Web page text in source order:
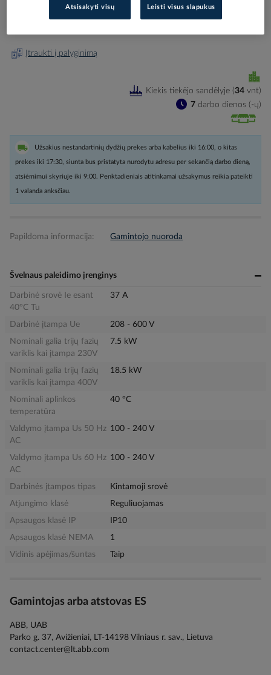
Įtraukti į palyginimą
7 darbo dienos (-ų)
Kiekis tiekėjo sandėlyje (34 vnt)
Užsakius nestandartinių dydžių prekes arba kabelius iki 16:00, o kitas
prekes iki 17:30, siunta bus pristatyta nurodytu adresu per sekančią darbo dieną,
atsiėmimui skyriuje iki 9:00. Penktadieniais atitinkamai užsakymus reikia pateikti
1 valanda anksčiau.
Papildoma informacija: Gamintojo nuoroda
Švelnaus paleidimo įrenginys
Darbinė srovė Ie esant
40°C Tu
37 A
Darbinė įtampa Ue
208 - 600 V
Nominali galia trijų fazių
variklis kai įtampa 230V
7.5 kW
Nominali galia trijų fazių
variklis kai įtampa 400V
18.5 kW
Nominali aplinkos
temperatūra
40 °C
Valdymo įtampa Us 50 Hz
AC
100 - 240 V
Valdymo įtampa Us 60 Hz
AC
100 - 240 V
Darbinės įtampos tipas
Kintamoji srovė
Atjungimo klasė
Reguliuojamas
Apsaugos klasė IP
IP10
Apsaugos klasė NEMA
1
Vidinis apėjimas/šuntas
Taip
Gamintojas arba atstovas ES
ABB, UAB
Parko g. 37, Avižieniai, LT-14198 Vilniaus r. sav., Lietuva
contact.center@lt.abb.com
Atsisakyti visų Leisti visus slapukus